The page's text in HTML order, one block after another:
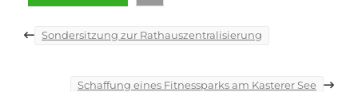
Beitragsnavigation
Sondersitzung zur Rathauszentralisierung
Schaffung eines Fitnessparks am Kasterer See